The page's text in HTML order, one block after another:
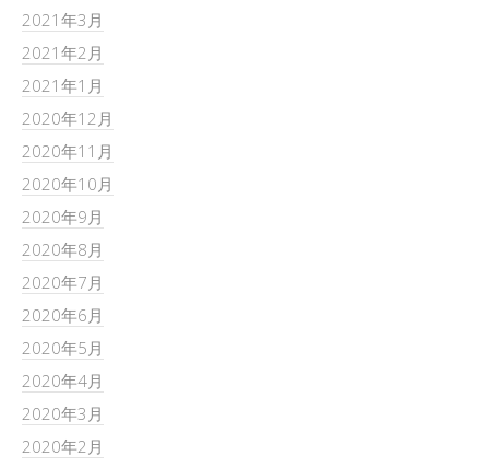
2021年3月
2021年2月
2021年1月
2020年12月
2020年11月
2020年10月
2020年9月
2020年8月
2020年7月
2020年6月
2020年5月
2020年4月
2020年3月
2020年2月